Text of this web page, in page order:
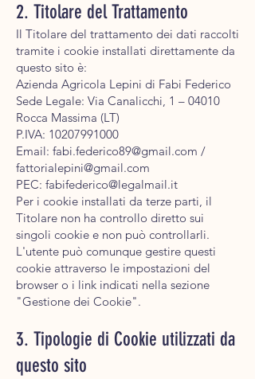
2. Titolare del Trattamento
Il Titolare del trattamento dei dati raccolti
tramite i cookie installati direttamente da
questo sito è:
Azienda Agricola Lepini di Fabi Federico
Sede Legale: Via Canalicchi, 1 – 04010
Rocca Massima (LT)
P.IVA: 10207991000
Email: fabi.federico89@gmail.com /
fattorialepini@gmail.com
PEC: fabifederico@legalmail.it
Per i cookie installati da terze parti, il
Titolare non ha controllo diretto sui
singoli cookie e non può controllarli.
L'utente può comunque gestire questi
cookie attraverso le impostazioni del
browser o i link indicati nella sezione
"Gestione dei Cookie".
3. Tipologie di Cookie utilizzati da
questo sito